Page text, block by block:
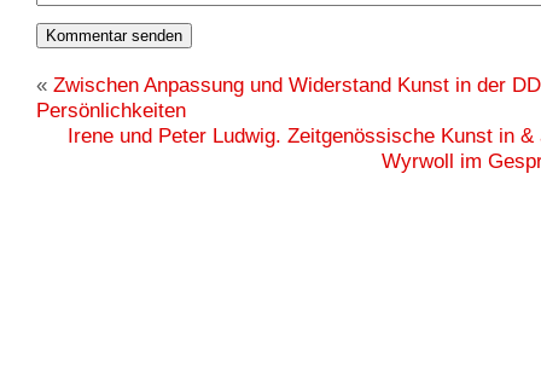
« Zwischen Anpassung und Widerstand Kunst in der
Persönlichkeiten
Irene und Peter Ludwig. Zeitgenössische Kunst in
Wyrwoll im